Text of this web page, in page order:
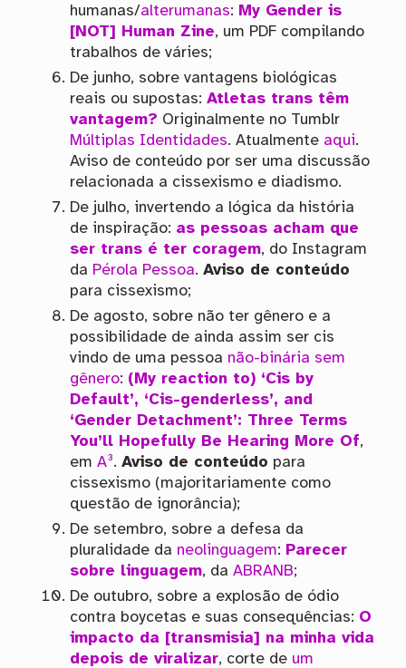
humanas/alterumanas: My Gender is
[NOT] Human Zine, um PDF compilando
trabalhos de váries;
De junho, sobre vantagens biológicas
reais ou supostas:Atletas trans têm
vantagem? Originalmente no Tumblr
Múltiplas Identidades. Atualmente aqui.
Aviso de conteúdo por ser uma discussão
relacionada a cissexismo e diadismo.
De julho, invertendo a lógica da história
de inspiração: as pessoas acham que
ser trans é ter coragem, do Instagram
da Pérola Pessoa.Aviso de conteúdo
para cissexismo;
De agosto, sobre não ter gênero e a
possibilidade de ainda assim ser cis
vindo de uma pessoa não-binária sem
gênero: (My reaction to) ‘Cis by
Default’, ‘Cis-genderless’, and
‘Gender Detachment’: Three Terms
You’ll Hopefully Be Hearing More Of,
emA³.Aviso de conteúdo para
cissexismo (majoritariamente como
questão de ignorância);
De setembro, sobre a defesa da
pluralidade da neolinguagem: Parecer
sobre linguagem, daABRANB;
De outubro, sobre a explosão de ódio
contra boycetas e suas consequências: O
impacto da [transmisia] na minha vida
depois de viralizar, corte de um